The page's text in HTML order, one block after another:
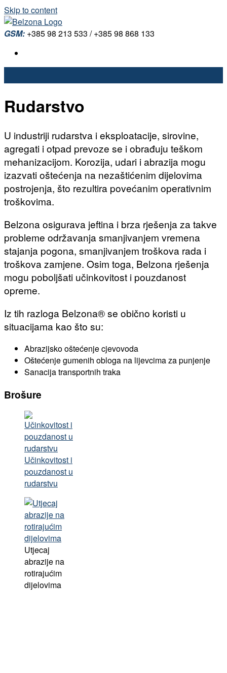
Skip to content
GSM: +385 98 213 533 / +385 98 868 133
Rudarstvo
U industriji rudarstva i eksploatacije, sirovine,
agregati i otpad prevoze se i obrađuju teškom
mehanizacijom. Korozija, udari i abrazija mogu
izazvati oštećenja na nezaštićenim dijelovima
postrojenja, što rezultira povećanim operativnim
troškovima.
Belzona osigurava jeftina i brza rješenja za takve
probleme održavanja smanjivanjem vremena
stajanja pogona, smanjivanjem troškova rada i
troškova zamjene. Osim toga, Belzona rješenja
mogu poboljšati učinkovitost i pouzdanost
opreme.
Iz tih razloga Belzona® se obično koristi u
situacijama kao što su:
Abrazijsko oštećenje cjevovoda
Oštećenje gumenih obloga na lijevcima za punjenje
Sanacija transportnih traka
Brošure
Učinkovitost i
pouzdanost u
rudarstvu
Utjecaj
abrazije na
rotirajućim
dijelovima